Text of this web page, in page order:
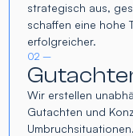
strategisch aus,
schaffen eine hohe
erfolgreicher.
02 –
Wir erstellen
Gutachten und